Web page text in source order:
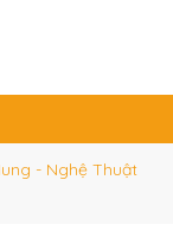
- Nghệ Thuật